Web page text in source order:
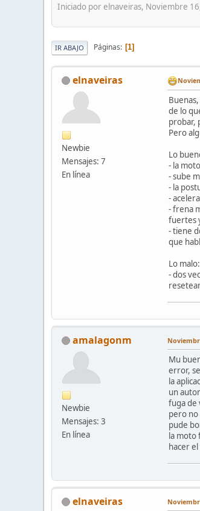
Iniciado por elnaveiras, Noviembre
IR ABAJO Páginas 1
elnaveiras
Newbie
Mensajes: 7
En línea
de lo
probar,
Pero
Lo
- la
- sube
- la
-
- frena
fuertes
- tiene
que
Lo malo:
- dos
amalagonm
Newbie
Mensajes: 3
En línea
Mu
error,
la
un
fuga de
pero no
pude
la moto
hacer
elnaveiras